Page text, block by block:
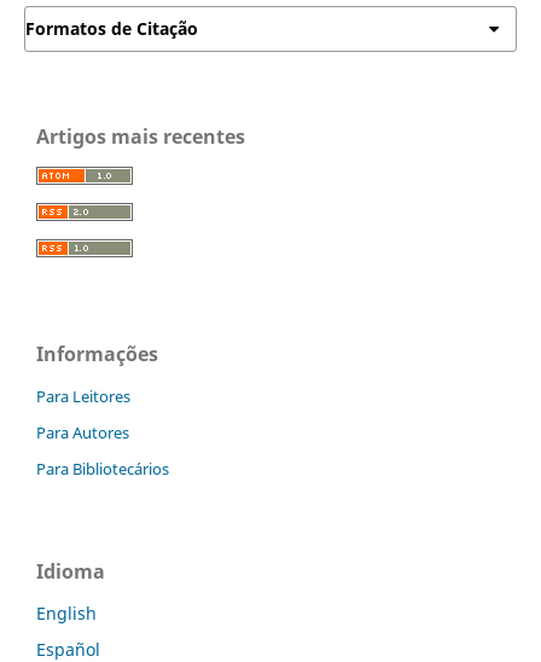
Formatos de Citação
Artigos mais recentes
Informações
Para Leitores
Para Autores
Para Bibliotecários
Idioma
English
Español